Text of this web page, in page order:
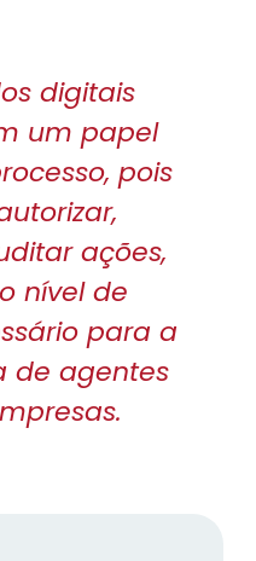
digitais
um papel
pois
ações,
nível de
para a
de agentes